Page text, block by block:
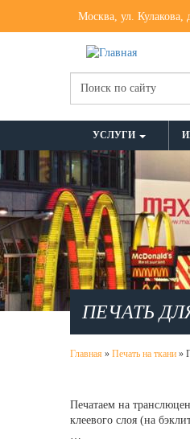
Москва, ул. Кулакова,
УСЛУГИ
ПЕЧАТЬ
Главная » Печать на ткани »
Печатаем на
клеевого слоя (на
…